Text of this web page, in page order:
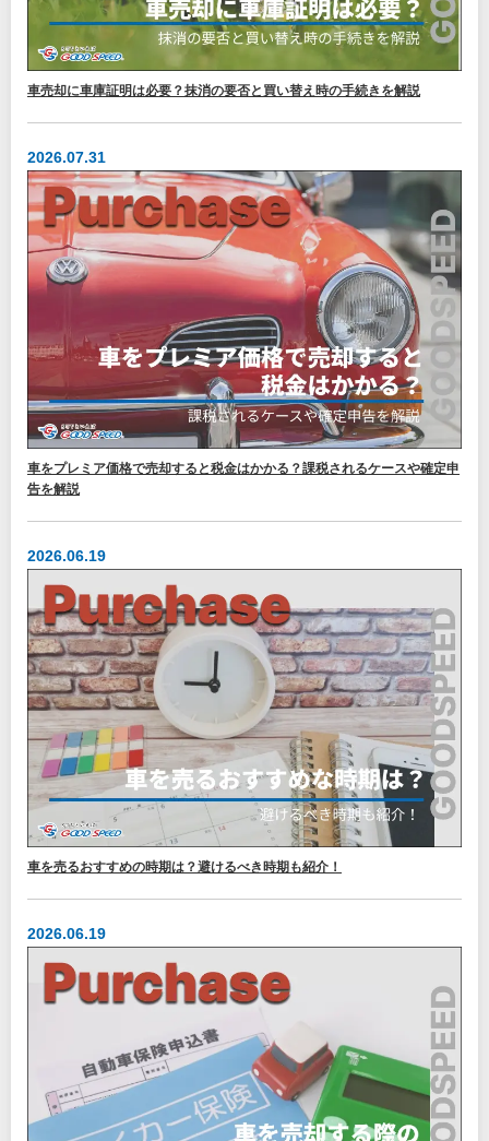
車売却に車庫証明は必要？抹消の要否と買い替え時の手続きを解説
2026.07.31
車をプレミア価格で売却すると税金はかかる？課税されるケースや確定申
告を解説
2026.06.19
車を売るおすすめの時期は？避けるべき時期も紹介！
2026.06.19